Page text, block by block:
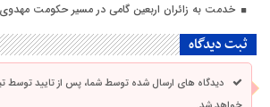
خدمت به زائران اربعین گامی در مسیر حکومت
ثبت دیدگاه
دیدگاه های ارسال شده توسط شما، پس از تایید توسط